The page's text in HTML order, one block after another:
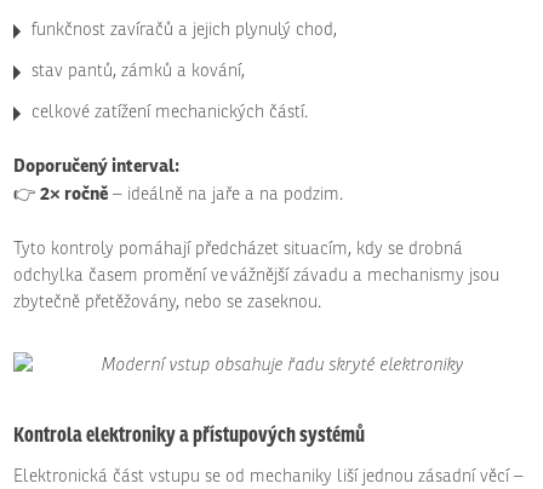
funkčnost zavíračů a jejich plynulý chod,
stav pantů, zámků a kování,
celkové zatížení mechanických částí.
Doporučený interval:
👉2× ročně – ideálně na jaře a na podzim.
Tyto kontroly pomáhají předcházet situacím, kdy se drobná
odchylka časem promění ve vážnější závadu a mechanismy jsou
zbytečně přetěžovány, nebo se zaseknou.
Kontrola elektroniky a přístupových systémů
Elektronická část vstupu se od mechaniky liší jednou zásadní věcí –